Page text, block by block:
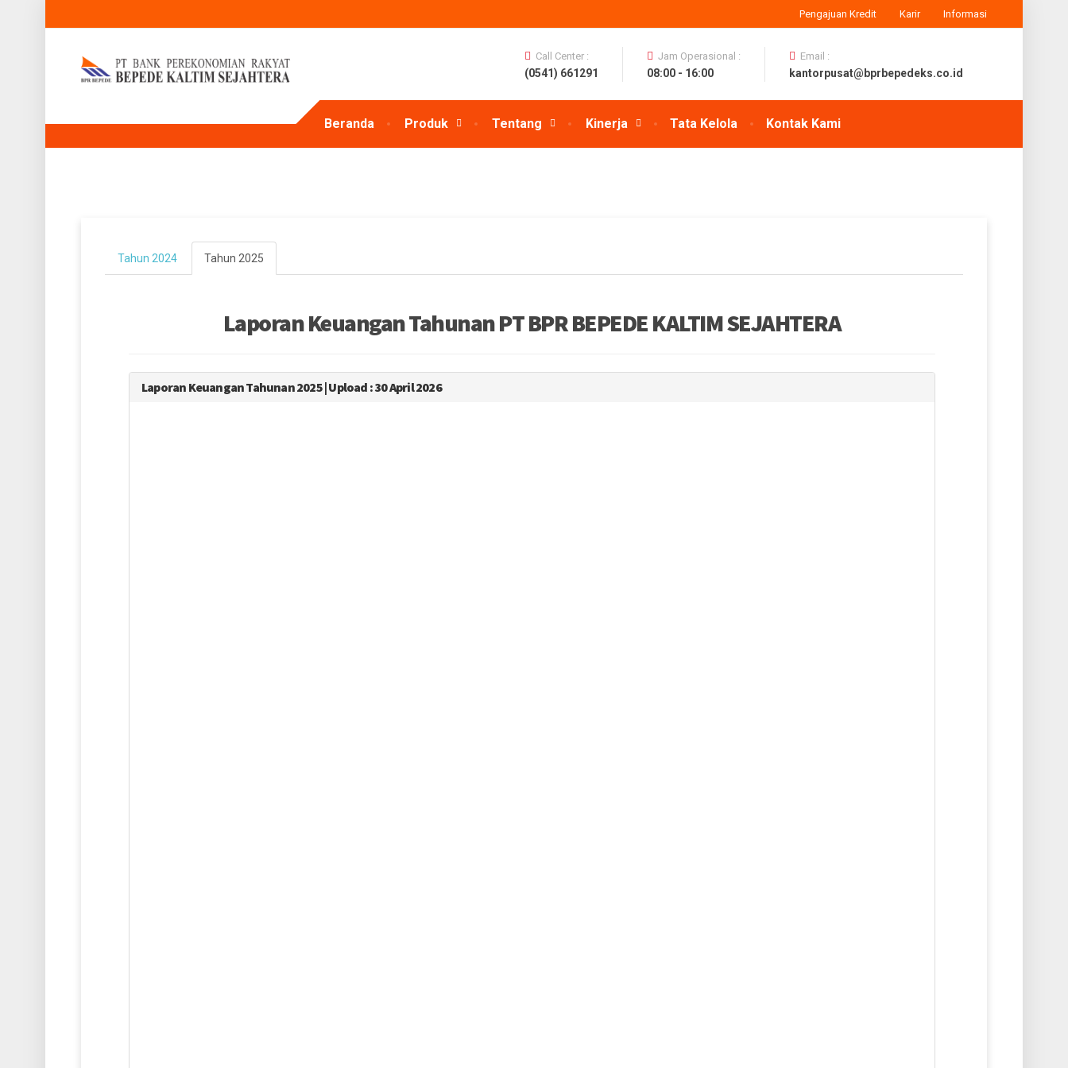
Pengajuan Kredit Karir Informasi
Beranda Produk Tentang Kinerja Tata Kelola Kontak Kami
Call Center :
(0541) 661291
Jam Operasional :
08:00 - 16:00
Email :
kantorpusat@bprbepedeks.co.id
Tahun 2024 Tahun 2025
Laporan Keuangan Tahunan PT BPR BEPEDE KALTIM SEJAHTERA
Laporan Keuangan Tahunan 2025 | Upload : 30 April 2026